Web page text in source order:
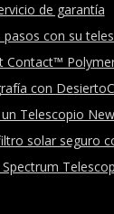
de garantía
pasos con su
Contact™
con
Telescopio
solar seguro